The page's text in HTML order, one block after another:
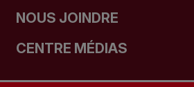
NOUS JOINDRE
CENTRE MÉDIAS